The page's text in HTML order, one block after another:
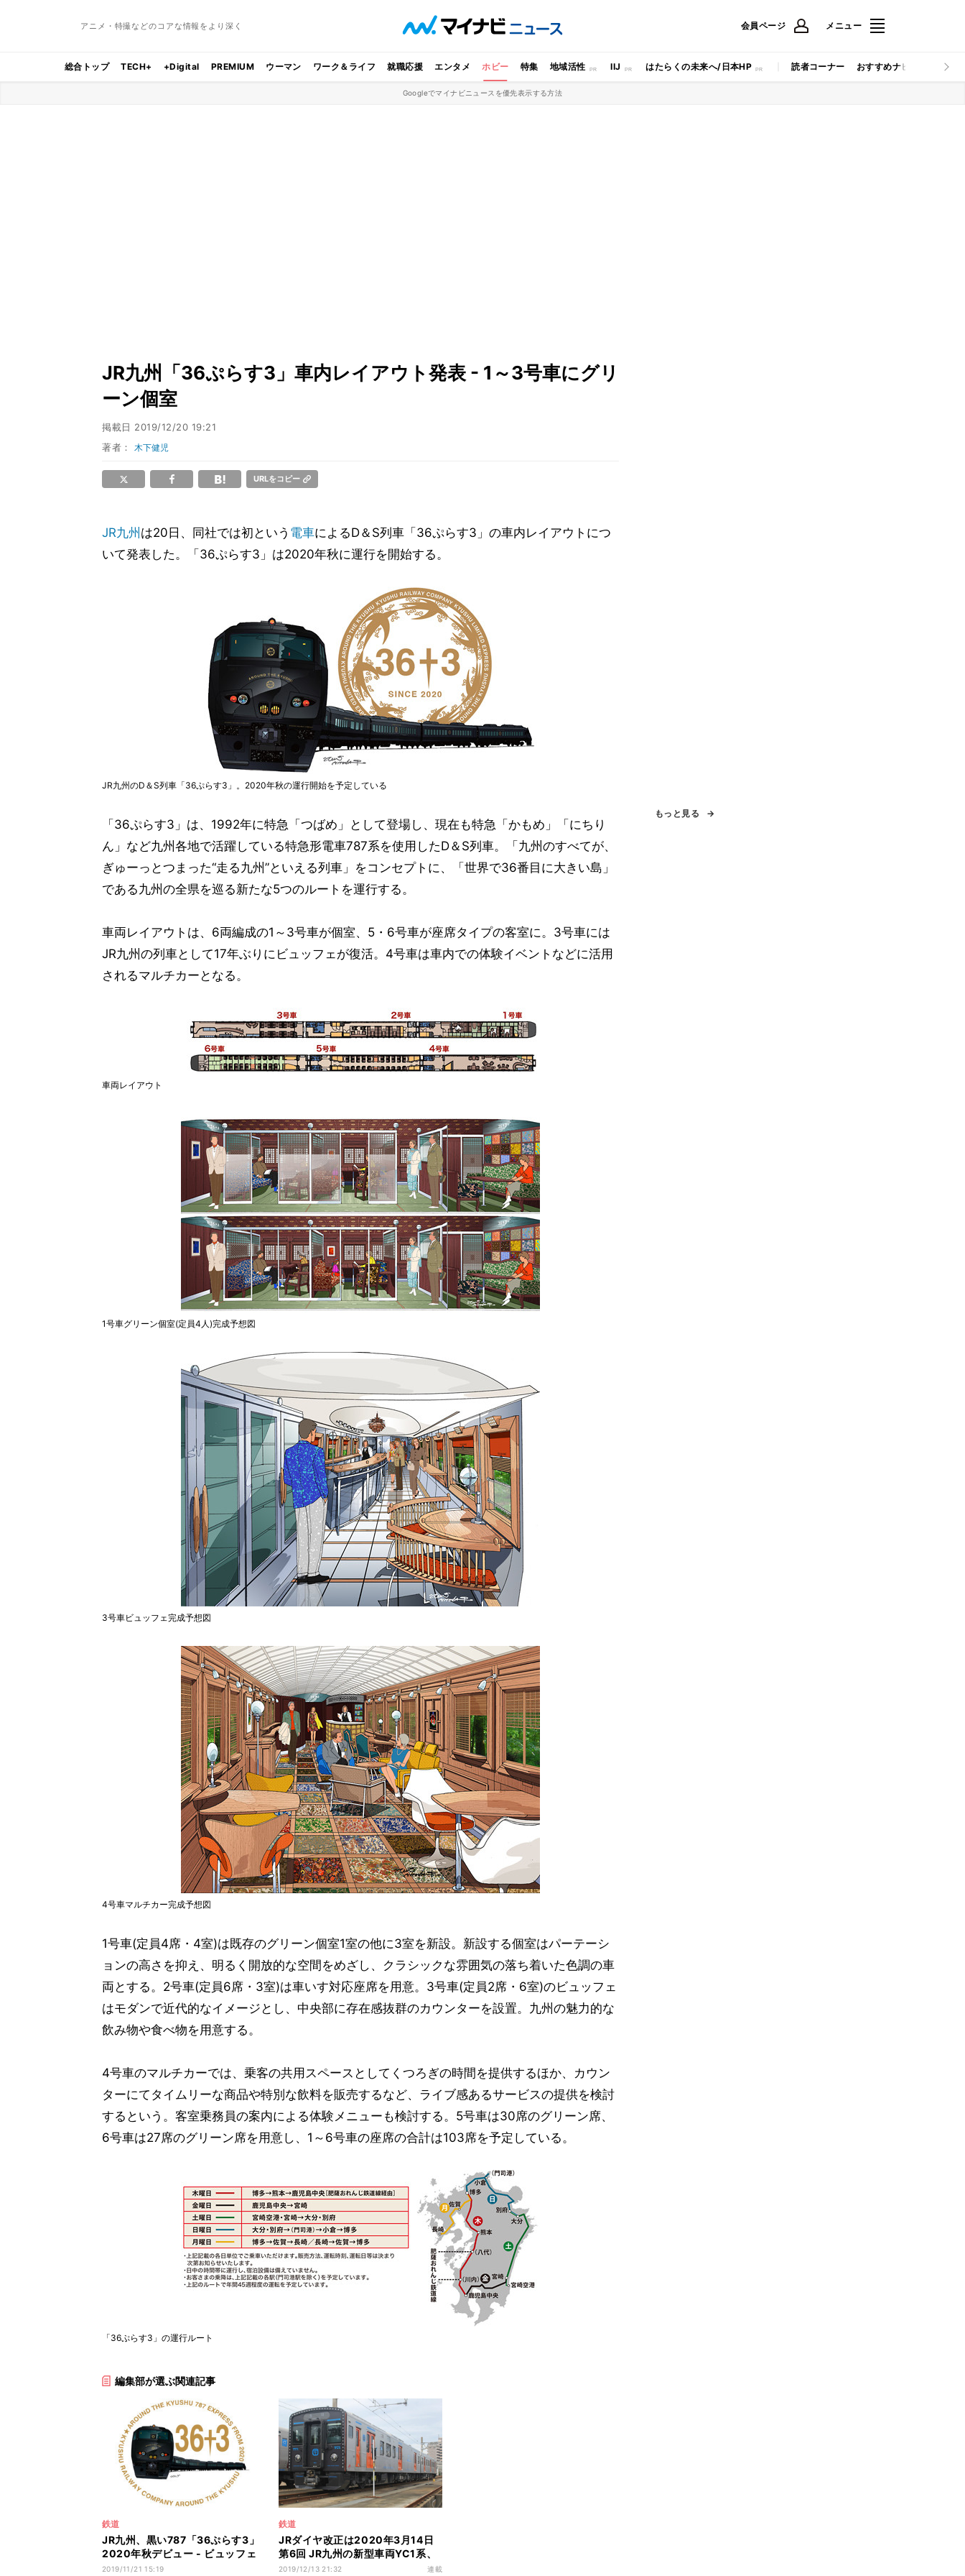
アニメ・特撮などのコアな情報をより深く 会員ページ メニュー
総合トップ TECH+ +Digital PREMIUM ウーマン ワーク＆ライフ 就職応援 エンタメ ホビー 特集 地域活性 IIJ はたらくの未来へ/日本HP 読者コーナー おすすめナビ マイナビ
Googleでマイナビニュースを優先表示する方法
JR九州「36ぷらす3」車内レイアウト発表 - 1～3号車にグリ
ーン個室
掲載日 2019/12/20 19:21
著者： 木下健児
URLをコピー
JR九州 は20日、同社では初という 電車によるD＆S列車「36ぷらす3」の車内レイアウトにつ
いて発表した。「36ぷらす3」は2020年秋に運行を開始する。
JR九州のD＆S列車「36ぷらす3」。2020年秋の運行開始を予定している
「36ぷらす3」は、1992年に特急「つばめ」として登場し、現在も特急「かもめ」「にちり
ん」など九州各地で活躍している特急形電車787系を使用したD＆S列車。「九州のすべてが、
ぎゅーっとつまった“走る九州”といえる列車」をコンセプトに、「世界で36番目に大きい島」
である九州の全県を巡る新たな5つのルートを運行する。
車両レイアウトは、6両編成の1～3号車が個室、5・6号車が座席タイプの客室に。3号車には
JR九州の列車として17年ぶりにビュッフェが復活。4号車は車内での体験イベントなどに活用
されるマルチカーとなる。
車両レイアウト
1号車グリーン個室(定員4人)完成予想図
3号車ビュッフェ完成予想図
4号車マルチカー完成予想図
1号車(定員4席・4室)は既存のグリーン個室1室の他に3室を新設。新設する個室はパーテーシ
ョンの高さを抑え、明るく開放的な空間をめざし、クラシックな雰囲気の落ち着いた色調の車
両とする。2号車(定員6席・3室)は車いす対応座席を用意。3号車(定員2席・6室)のビュッフェ
はモダンで近代的なイメージとし、中央部に存在感抜群のカウンターを設置。九州の魅力的な
飲み物や食べ物を用意する。
4号車のマルチカーでは、乗客の共用スペースとしてくつろぎの時間を提供するほか、カウン
ターにてタイムリーな商品や特別な飲料を販売するなど、ライブ感あるサービスの提供を検討
するという。客室乗務員の案内による体験メニューも検討する。5号車は30席のグリーン席、
6号車は27席のグリーン席を用意し、1～6号車の座席の合計は103席を予定している。
「36ぷらす3」の運行ルート
編集部が選ぶ関連記事
鉄道
JR九州、黒い787「36ぷらす3」
2020年秋デビュー - ビュッフェ
復活
2019/11/21 15:19
鉄道
JRダイヤ改正は2020年3月14日
第6回 JR九州の新型車両YC1系、
長崎地区でデビュー - 821系の追
2019/12/13 21:32 連載
もっと見る